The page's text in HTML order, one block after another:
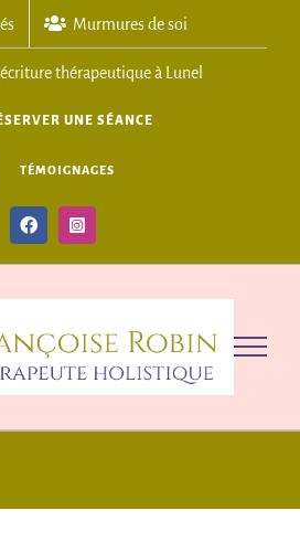
Murmures de soi
thérapeutique à Lunel
UNE SÉANCE
TÉMOIGNAGES
FacebookInstagram